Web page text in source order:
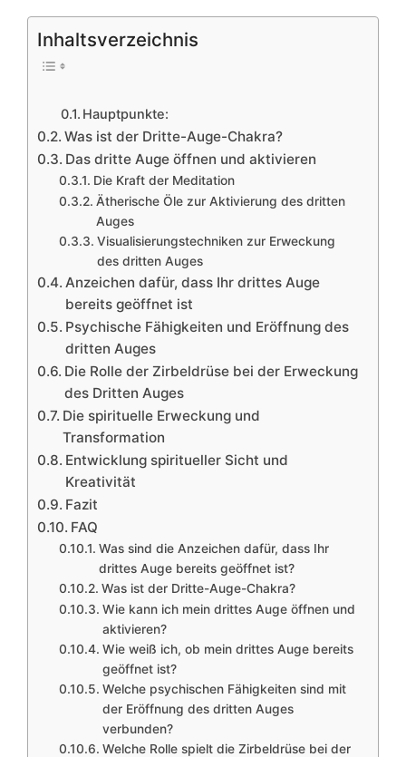
Inhaltsverzeichnis
Hauptpunkte:
Was ist der Dritte-Auge-Chakra?
Das dritte Auge öffnen und aktivieren
Die Kraft der Meditation
Ätherische Öle zur Aktivierung des dritten
Auges
Visualisierungstechniken zur Erweckung
des dritten Auges
Anzeichen dafür, dass Ihr drittes Auge
bereits geöffnet ist
Psychische Fähigkeiten und Eröffnung des
dritten Auges
Die Rolle der Zirbeldrüse bei der Erweckung
des Dritten Auges
Die spirituelle Erweckung und
Transformation
Entwicklung spiritueller Sicht und
Kreativität
Fazit
FAQ
Was sind die Anzeichen dafür, dass Ihr
drittes Auge bereits geöffnet ist?
Was ist der Dritte-Auge-Chakra?
Wie kann ich mein drittes Auge öffnen und
aktivieren?
Wie weiß ich, ob mein drittes Auge bereits
geöffnet ist?
Welche psychischen Fähigkeiten sind mit
der Eröffnung des dritten Auges
verbunden?
Welche Rolle spielt die Zirbeldrüse bei der